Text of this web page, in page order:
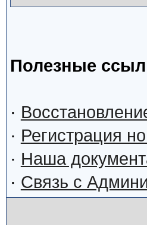
Полезные
·
· Регистрация
· Наша
· Связь с